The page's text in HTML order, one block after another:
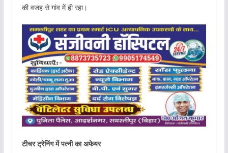
की वजह से गांव में ही रहा।
टीचर ट्रेनिंग में पत्नी का अफेयर